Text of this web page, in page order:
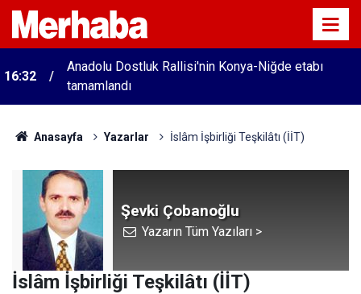
16:32
Anadolu Dostluk Rallisi'nin Konya-Niğde etabı
tamamlandı
15:49
Her Şey Biliniyor
Anasayfa Yazarlar İslâm İşbirliği Teşkilâtı (İİT)
Şevki Çobanoğlu
Yazarın Tüm Yazıları >
İslâm İşbirliği Teşkilâtı (İİT)